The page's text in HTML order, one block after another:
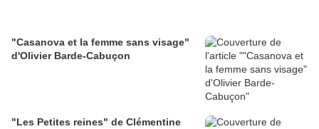
"Casanova et la femme sans visage"
d'Olivier Barde-Cabuçon
"Les Petites reines" de Clémentine